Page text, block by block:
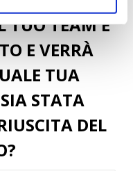
TUO TEAM È
E VERRÀ
TUA
STATA
DEL